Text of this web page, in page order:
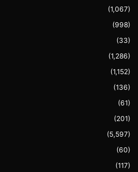
(1,067)
(998)
(33)
(1,286)
(1,152)
(136)
(61)
(201)
(5,597)
(60)
(117)